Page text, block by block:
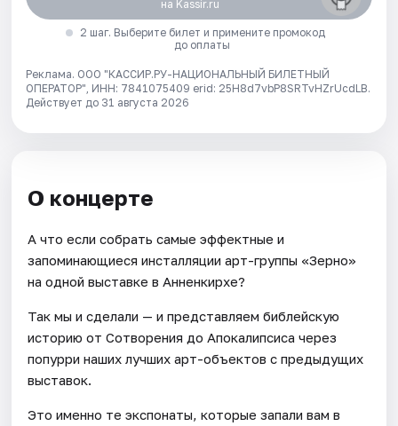
на Kassir.ru
2 шаг. Выберите билет и примените промокод
до оплаты
Реклама. ООО "КАССИР.РУ-НАЦИОНАЛЬНЫЙ БИЛЕТНЫЙ
ОПЕРАТОР", ИНН: 7841075409 erid: 25H8d7vbP8SRTvHZrUcdLB.
Действует до 31 августа 2026
О концерте
А что если собрать самые эффектные и
запоминающиеся инсталляции арт-группы «Зерно»
на одной выставке в Анненкирхе?
Так мы и сделали — и представляем библейскую
историю от Сотворения до Апокалипсиса через
попурри наших лучших арт-объектов с предыдущих
выставок.
Это именно те экспонаты, которые запали вам в